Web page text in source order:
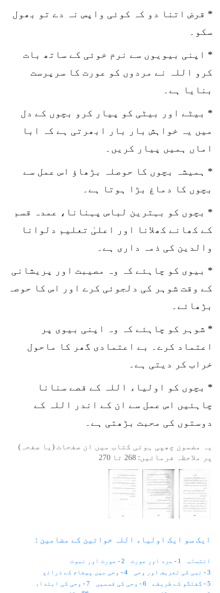
* قرض اتنا دو کہ کوئی واپس نہ دے تو بھول
سکو۔
* اپنی بیویوں سے نرم خوئی کے ساتھ بات
کرو اللہ نے مردوں کو عورت کا سرپرست
بنایا ہے۔
* بیٹے اور بیٹی کو پیار کرو بچوں کے دل
میں یہ خواہش بار بار ابھرتی ہے کہ ابا
اماں ہمیں پیار کریں۔
* ہمیشہ بچوں کا حوصلہ بڑھاؤ اس عمل سے
بچوں کا دماغ بڑا ہوتا ہے۔
* بچوں کو بہترین لباس پہنانا، عمدہ قسم
کے کھانے کھلانا اور اعلیٰ تعلیم دلوانا
والدین کی ذمہ داری ہے۔
* بیوی کو چاہئے کہ وہ مصیبت اور پریشانی
کے وقت شوہر کی دلجوئی کرے اور اس کا حوصہ
بڑھائے۔
* شوہر کو چاہئے کہ وہ اپنی بیوی پر
اعتماد کرے۔ بے اعتمادی گھر کا ماحول
خراب کر دیتی ہے۔
* بچوں کو اولیاء اللہ کے قصے سنانا
چاہئیں اس عمل سے ان کے اندر اللہ کے
دوستوں کی محبت بڑھتی ہے۔
یہ مضمون چھپی ہوئی کتاب میں ان صفحات (یا صفحہ)
پر ملاحظہ فرمائیں: 268 تا 270
ایک سو ایک اولیاء اللہ خواتین کے مضامین :
انتساب 1 - مرد اور عورت
2 - عورت اور نبوت
3 - نبی کی تعریف اور وحی
4 - وحی میں پیغام کے ذرائع
5 - گفتگو کے طریقے
6 - وحی کی قسمیں
7 - وحی کی ابتداء